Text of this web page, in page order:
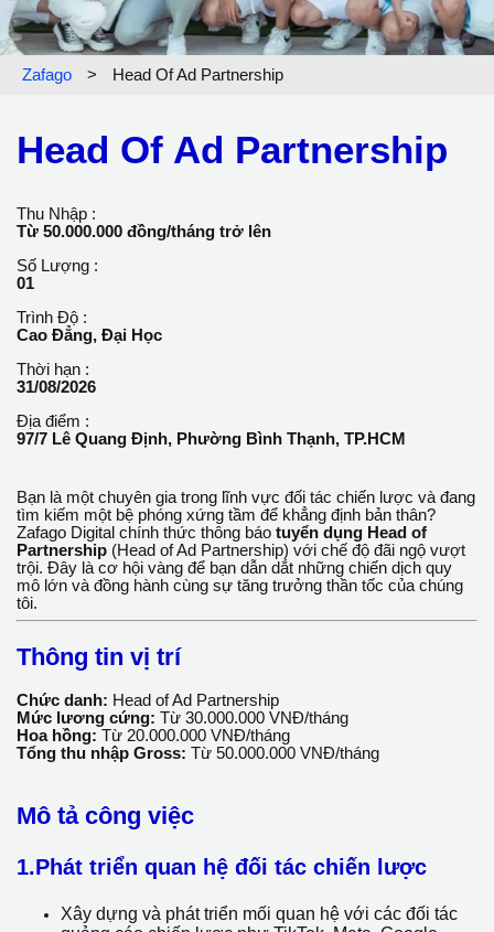
Zafago > Head Of Ad Partnership
Head Of Ad Partnership
Thu Nhập :
Từ 50.000.000 đồng/tháng trở lên
Số Lượng :
01
Trình Độ :
Thời hạn :
31/08/2026
Địa điểm :
Bạn là một chuyên gia trong lĩnh vực đối tác chiến lược và
đang tìm kiếm một bệ phóng xứng tầm để khẳng định bản
thân? Zafago Digital chính thức thông báotuyển dụng Head
of Partnership(Head of Ad Partnership) với chế độ đãi ngộ
vượt trội. Đây là cơ hội vàng để bạn dẫn dắt những chiến dịch
chúng tôi.
Thông tin vị trí
Chức danh:Head of Ad Partnership
Hoa hồng:
Tổng thu nhập Gross:Từ 50.000.000 VNĐ/tháng
Mô tả công việc